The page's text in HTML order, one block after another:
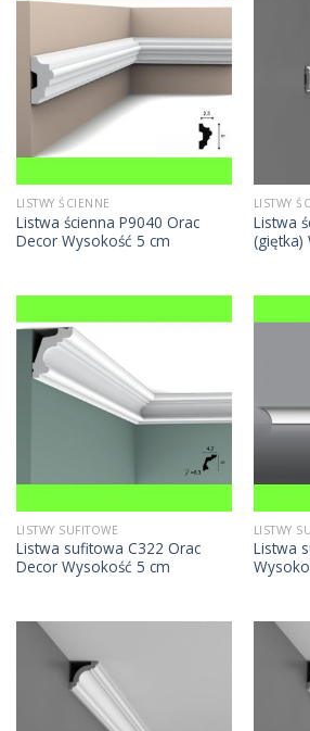
LISTWY ŚCIENNE
Listwa ścienna P9040 Orac
Decor Wysokość 5 cm
LISTWY
Listwa
(giętka)
LISTWY SUFITOWE
Listwa sufitowa C322 Orac
Decor Wysokość 5 cm
LISTWY
Listwa